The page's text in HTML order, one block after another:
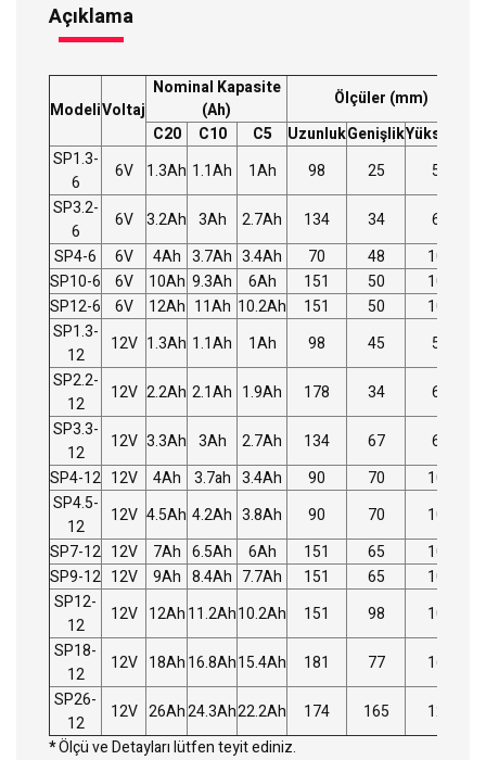
Açıklama
ModeliVoltaj
Nominal Kapasite
(Ah)
Ölçüler (mm)
C20 C10 C5 UzunlukGenişlikYükseklik
SP1.3-
6
6V 1.3Ah 1.1Ah 1Ah 98 25 58
SP3.2-
6
6V 3.2Ah 3Ah 2.7Ah 134 34 67
SP4-6
6V 4Ah 3.7Ah 3.4Ah 70 48 107
SP10-6
6V 10Ah 9.3Ah 6Ah 151 50 100
SP12-6
6V 12Ah 11Ah 10.2Ah 151 50 100
SP1.3-
12
12V 1.3Ah 1.1Ah 1Ah 98 45 59
SP2.2-
12
12V 2.2Ah 2.1Ah 1.9Ah 178 34 66
SP3.3-
12
12V 3.3Ah 3Ah 2.7Ah 134 67 67
SP4-12 12V 4Ah 3.7ah 3.4Ah 90 70 106
SP4.5-
12
12V 4.5Ah 4.2Ah 3.8Ah 90 70 106
SP7-12 12V 7Ah 6.5Ah 6Ah 151 65 100
SP9-12 12V 9Ah 8.4Ah 7.7Ah 151 65 100
SP12-
12
12V 12Ah11.2Ah10.2Ah 151 98 100
SP18-
12
12V 18Ah16.8Ah15.4Ah 181 77 167
SP26-
12
12V 26Ah24.3Ah22.2Ah 174 165 125
*Ölçü ve Detayları lütfen teyit ediniz.